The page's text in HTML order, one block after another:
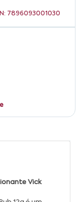
7896093001030
Vick